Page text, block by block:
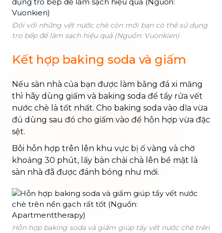
Đối với những vết nước chè còn mới bạn có thể sử dụng
tro bếp để làm sạch hiệu quả (Nguồn: Vuonkien)
Kết hợp baking soda và giấm
Nếu sàn nhà của bạn được làm bằng đá xi măng
thì hãy dùng giấm và baking soda để tẩy rửa vết
nước chè là tốt nhất. Cho baking soda vào dĩa vừa
đủ dùng sau đó cho giấm vào để hỗn hợp vừa đặc
sệt.
Bôi hỗn hợp trên lên khu vực bị ố vàng và chờ
khoảng 30 phút, lấy bàn chải chà lên bề mặt là
sàn nhà đã được đánh bóng như mới.
Hỗn hợp baking soda và giấm giúp tẩy vết nước chè trên